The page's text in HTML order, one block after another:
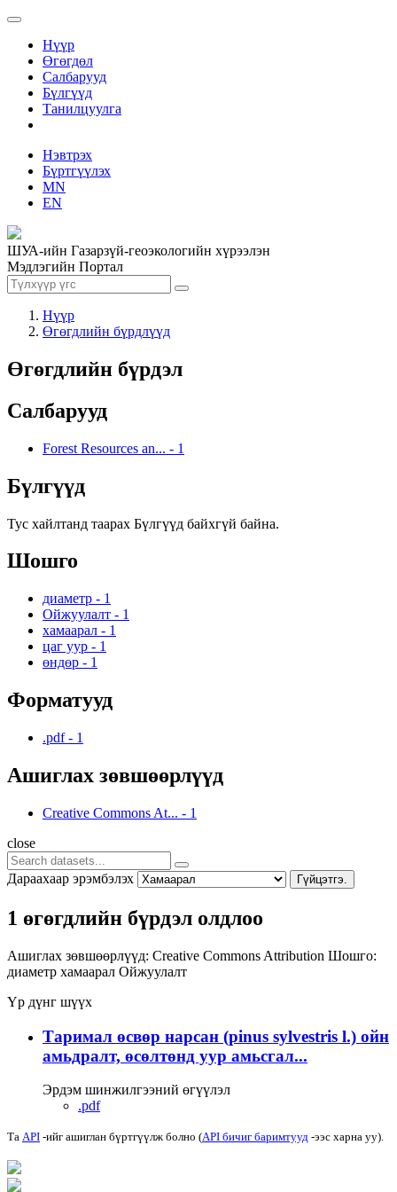
Нүүр
Өгөгдөл
Салбарууд
Бүлгүүд
Танилцуулга
Нэвтрэх
Бүртгүүлэх
MN
EN
ШУА-ийн Газарзүй-геоэкологийн хүрээлэн
Мэдлэгийн Портал
Нүүр
Өгөгдлийн бүрдлүүд
Өгөгдлийн бүрдэл
Салбарууд
Forest Resources an... - 1
Бүлгүүд
Тус хайлтанд таарах Бүлгүүд байхгүй байна.
Шошго
диаметр - 1
Ойжуулалт - 1
хамаарал - 1
цаг уур - 1
өндөр - 1
Форматууд
.pdf - 1
Ашиглах зөвшөөрлүүд
Creative Commons At... - 1
close
Дараахаар эрэмбэлэх Гүйцэтгэ.
1 өгөгдлийн бүрдэл олдлоо
Ашиглах зөвшөөрлүүд: Creative Commons Attribution Шошго:
диаметр хамаарал Ойжуулалт
Үр дүнг шүүх
Таримал өсвөр нарсан (pinus sylvestris l.) ойн
амьдралт, өсөлтөнд уур амьсгал...
Эрдэм шинжилгээний өгүүлэл
.pdf
Та API -ийг ашиглан бүртгүүлж болно (API бичиг баримтууд -ээс харна уу).